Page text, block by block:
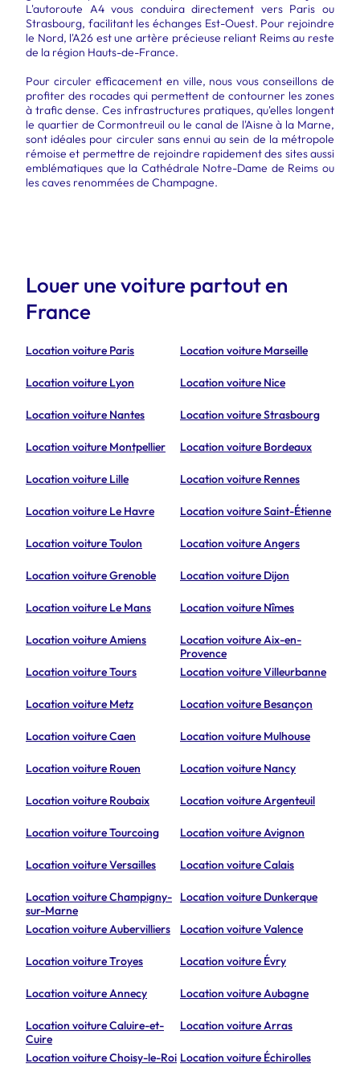
L'autoroute A4 vous conduira directement vers Paris ou
Strasbourg, facilitant les échanges Est-Ouest. Pour rejoindre
le Nord, l'A26 est une artère précieuse reliant Reims au reste
de la région Hauts-de-France.
Pour circuler efficacement en ville, nous vous conseillons de
profiter des rocades qui permettent de contourner les zones
à trafic dense. Ces infrastructures pratiques, qu'elles longent
le quartier de Cormontreuil ou le canal de l'Aisne à la Marne,
sont idéales pour circuler sans ennui au sein de la métropole
rémoise et permettre de rejoindre rapidement des sites aussi
emblématiques que la Cathédrale Notre-Dame de Reims ou
les caves renommées de Champagne.
Louer une voiture partout en
France
Location voiture Paris Location voiture Marseille
Location voiture Lyon Location voiture Nice
Location voiture Nantes Location voiture Strasbourg
Location voiture Montpellier Location voiture Bordeaux
Location voiture Lille Location voiture Rennes
Location voiture Le Havre Location voiture Saint-Étienne
Location voiture Toulon Location voiture Angers
Location voiture Grenoble Location voiture Dijon
Location voiture Le Mans Location voiture Nîmes
Location voiture Amiens
Location voiture Aix-en-
Provence
Location voiture Tours
Location voiture Villeurbanne
Location voiture Metz Location voiture Besançon
Location voiture Caen Location voiture Mulhouse
Location voiture Rouen Location voiture Nancy
Location voiture Roubaix Location voiture Argenteuil
Location voiture Tourcoing Location voiture Avignon
Location voiture Versailles Location voiture Calais
Location voiture Champigny-
sur-Marne
Location voiture Dunkerque
Location voiture Aubervilliers Location voiture Valence
Location voiture Troyes Location voiture Évry
Location voiture Annecy Location voiture Aubagne
Location voiture Caluire-et-
Cuire
Location voiture Arras
Location voiture Choisy-le-Roi Location voiture Échirolles